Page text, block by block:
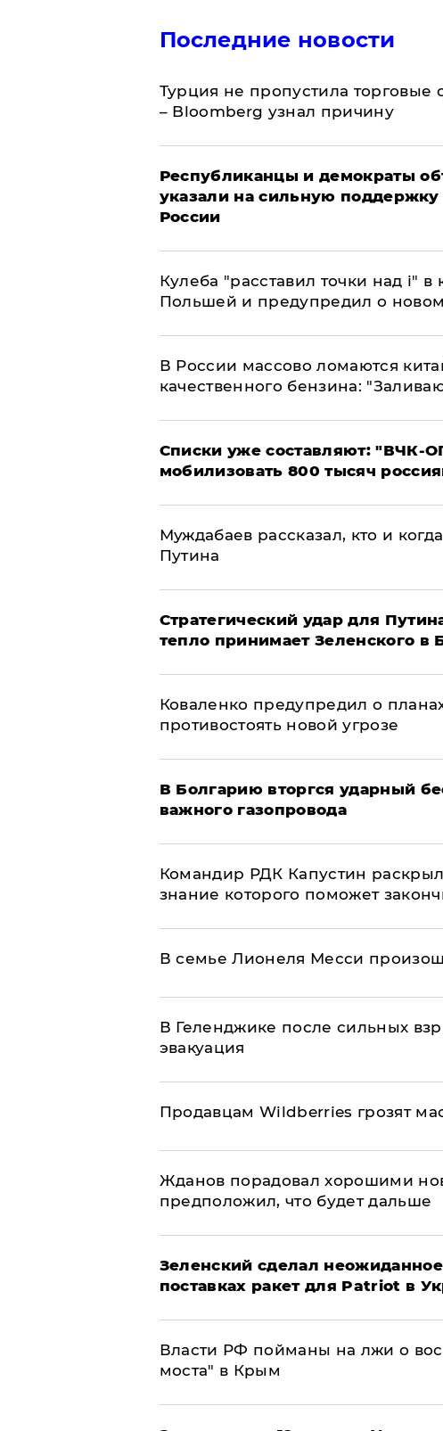
Последние новости
Турция не пропустила
– Bloomberg узнал причину
Республиканцы и демократы
указали на сильную
России
Кулеба "расставил точки над і"
Польшей и предупредил о
В России массово ломаются
качественного бензина:
Списки уже составляют: "ВЧК-
мобилизовать 800 тысяч
Муждабаев рассказал, кто и
Путина
Стратегический удар для
тепло принимает Зеленского в
Коваленко предупредил о
противостоять новой угрозе
В Болгарию вторгся ударный
важного газопровода
Командир РДК Капустин
знание которого поможет
В семье Лионеля Месси
В Геленджике после сильных
эвакуация
Продавцам Wildberries грозят
Жданов порадовал хорошими
предположил, что будет дальше
Зеленский сделал
поставках ракет для Patriot в
Власти РФ пойманы на лжи о
моста" в Крым